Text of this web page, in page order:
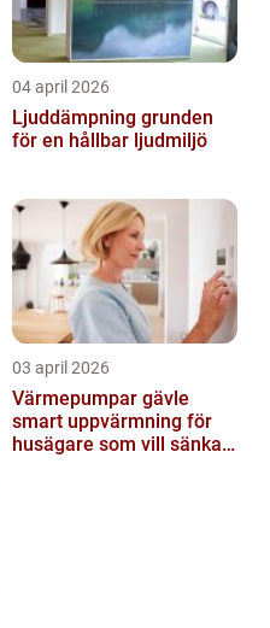
04 april 2026
Ljuddämpning grunden
för en hållbar ljudmiljö
03 april 2026
Värmepumpar gävle
smart uppvärmning för
husägare som vill sänka